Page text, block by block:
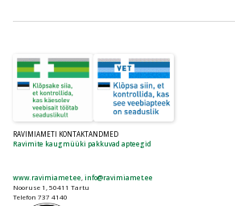
RAVIMIAMETI KONTAKTANDMED
Ravimite kaugmüüki pakkuvad apteegid
www.ravimiamet.ee info@ravimiamet.ee
Nooruse 1, 50411 Tartu
Telefon 737 4140